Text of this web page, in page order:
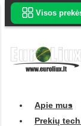
Apie mus
Prekių
Visos